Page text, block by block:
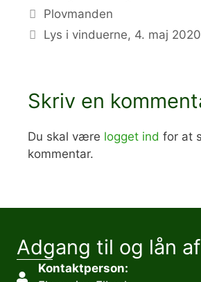
Plovmanden
Lys i vinduerne, 4. maj 2020
Skriv en
Du skal være logget ind for at
kommentar.
Adgang til og lån
Kontaktperson: